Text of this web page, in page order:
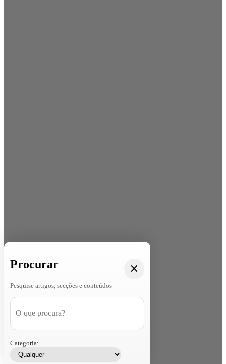
Procurar
Pesquise artigos, secções e conteúdos
Categoria: